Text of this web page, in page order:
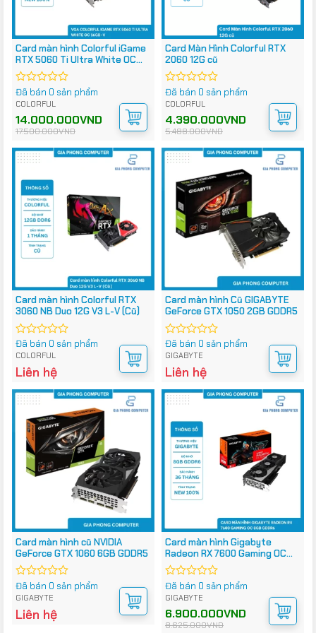
Card màn hình Colorful iGame
RTX 5060 Ti Ultra White OC
16GB-V
Được
xếp
0
5
Đã bán 0 sản phẩm
COLORFUL
17.500.000VND
Giá
gốc
là:
14.000.000VND
Giá
hiện
tại
14.000.000VND.
Card Màn Hình Colorful RTX
2060 12G cũ
Được
xếp
0
5
Đã bán 0 sản phẩm
COLORFUL
5.488.000VND
Giá
gốc
là:
4.390.000VND
Giá
hiện
tại
4.390.000VND.
Card màn hình Colorful RTX
3060 NB Duo 12G V3 L-V (Cũ)
Được
xếp
hạng
0
sao
Đã bán 0 sản phẩm
COLORFUL
Liên hệ
Card màn hình Cũ GIGABYTE
GeForce GTX 1050 2GB GDDR5
Được
xếp
hạng
0
sao
Đã bán 0 sản phẩm
GIGABYTE
Liên hệ
Card màn hình cũ NVIDIA
GeForce GTX 1060 6GB GDDR5
Được
xếp
0
Đã bán 0 sản phẩm
GIGABYTE
Liên hệ
Card màn hình Gigabyte
Radeon RX 7600 Gaming OC
8GB GDDR6
Được
xếp
0
5
Đã bán 0 sản phẩm
GIGABYTE
8.625.000VND
Giá
gốc
là:
6.900.000VND
Giá
hiện
tại